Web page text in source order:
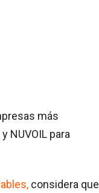
más
NUVOIL para
considera que